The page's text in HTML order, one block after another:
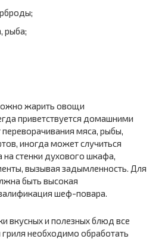
рыба;
жарить овощи
приветствуется домашними
мяса, рыбы,
иногда может случиться
на стенки духового шкафа,
вызывая задымленность. Для
быть высокая
шеф-повара.
вкусных и полезных блюд все
гриля необходимо обработать